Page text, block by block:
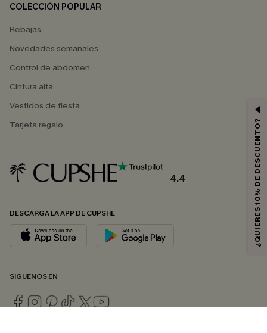
COLECCIÓN POPULAR
Rebajas
Novedades semanales
Control de abdomen
Cintura alta
Vestidos de fiesta
Tarjeta regalo
4.4
DESCARGA LA APP DE CUPSHE
SÍGUENOS EN
¿QUIERES 10% DE DESCUENTO?